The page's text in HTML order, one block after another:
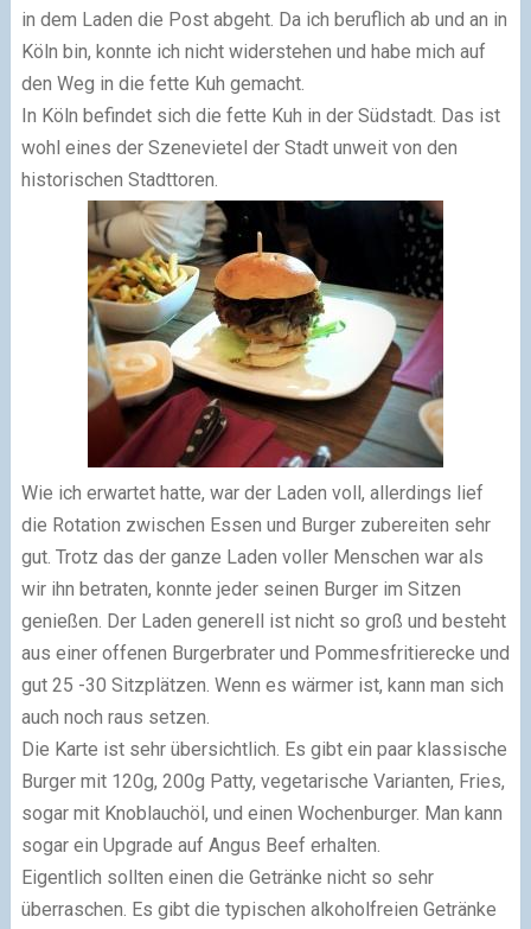
in dem Laden die Post abgeht. Da ich beruflich ab und an in
Köln bin, konnte ich nicht widerstehen und habe mich auf
den Weg in die fette Kuh gemacht.
In Köln befindet sich die fette Kuh in der Südstadt. Das ist
wohl eines der Szenevietel der Stadt unweit von den
historischen Stadttoren.
Wie ich erwartet hatte, war der Laden voll, allerdings lief
die Rotation zwischen Essen und Burger zubereiten sehr
gut. Trotz das der ganze Laden voller Menschen war als
wir ihn betraten, konnte jeder seinen Burger im Sitzen
genießen. Der Laden generell ist nicht so groß und besteht
aus einer offenen Burgerbrater und Pommesfritierecke und
gut 25 -30 Sitzplätzen. Wenn es wärmer ist, kann man sich
auch noch raus setzen.
Die Karte ist sehr übersichtlich. Es gibt ein paar klassische
Burger mit 120g, 200g Patty, vegetarische Varianten, Fries,
sogar mit Knoblauchöl, und einen Wochenburger. Man kann
sogar ein Upgrade auf Angus Beef erhalten.
Eigentlich sollten einen die Getränke nicht so sehr
überraschen. Es gibt die typischen alkoholfreien Getränke